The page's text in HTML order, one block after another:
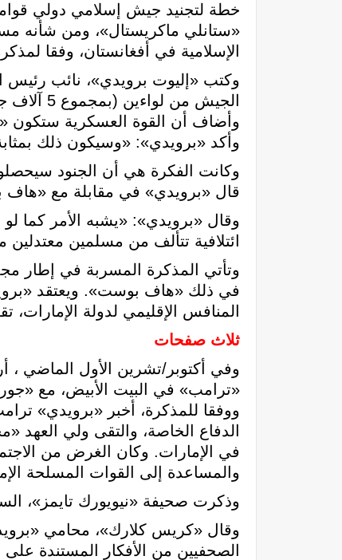
خطة لتجنيد جيش إسلامي دولي
«ستانلي ماكريستال»، ومن شأنه
الإسلامية في أفغانستان، وفقا
وكتب «إليوت برويدي»، نائب رئيس
الجيش
وأضاف أن القوة العسكرية ستكون
وأكد «برويدي»: «وسيكون ذلك
وكانت الفكرة هي أن الجنود
قال «برويدي» في مقابلة مع
وقال «برويدي»: «يشبه الأمر كما
ائتلافية تتألف من مسلمين
وتأتي المذكرة المسربة في إطار
في ذلك «هاف بوست». ويعتقد
المنافس الإقليمي لدولة الإمارات،
ثلاث صفحات
«ترامب» في البيت الأبيض، مع
ووفقا للمذكرة، أخبر «برويدي»
الدفاع الخاصة، والتقى ولي العهد
في الإمارات. وكان الغرض من
والمساعدة إلى القوات المسلحة
وذكرت صحيفة «نيويورك تايمز»،
وقال «كريس كلارك»، محامي
الصحفيين من الأفكار المستندة